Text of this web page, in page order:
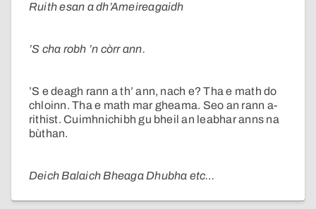
Ruith esan a dh’Ameireagaidh
’S cha robh ’n còrr ann.
’S e deagh rann a th’ ann, nach e? Tha e math do
chloinn. Tha e math mar gheama. Seo an rann a-
rithist. Cuimhnichibh gu bheil an leabhar anns na
bùthan.
Deich Balaich Bheaga Dhubha etc…